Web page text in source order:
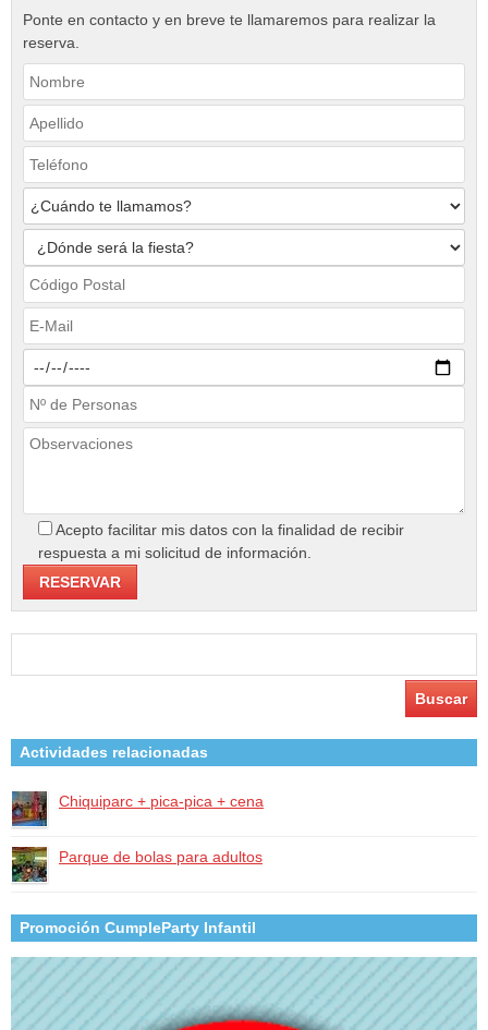
Ponte en contacto y en breve te llamaremos para realizar la
reserva.
Acepto facilitar mis datos con la finalidad de recibir
respuesta a mi solicitud de información.
Actividades relacionadas
Chiquiparc + pica-pica + cena
Parque de bolas para adultos
Promoción CumpleParty Infantil